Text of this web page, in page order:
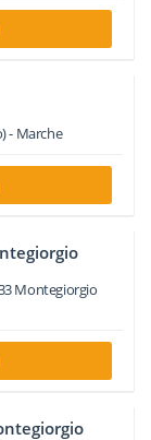
- Marche
Montegiorgio